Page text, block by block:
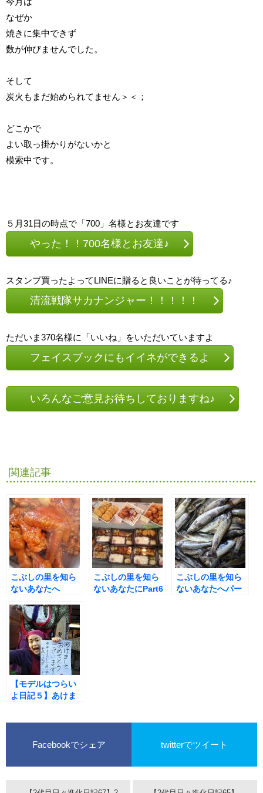
なぜか
焼きに集中できず
数が伸びませんでした。
そして
炭火もまだ始められてません＞＜；
どこかで
よい取っ掛かりがないかと
模索中です。
５月31日の時点で「700」名様とお友達です
やった！！700名様とお友達♪
スタンプ買ったよってLINEに贈ると良いことが待ってる♪
清流戦隊サカナンジャー！！！！！
ただいま370名様に「いいね」をいただいていますよ
フェイスブックにもイイネができるよ
いろんなご意見お待ちしておりますね♪
関連記事
こぶしの里を知ら
ないあなたへ
こぶしの里を知ら
ないあなたにPart6
こぶしの里を知ら
ないあなたへパー
【モデルはつらい
よ日記５】あけま
Facebookでシェア twitterでツイート